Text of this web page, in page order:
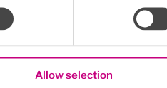
Allow selection
med tydelige mål
kombinert med
leder/HR, fastlege og
opinion.